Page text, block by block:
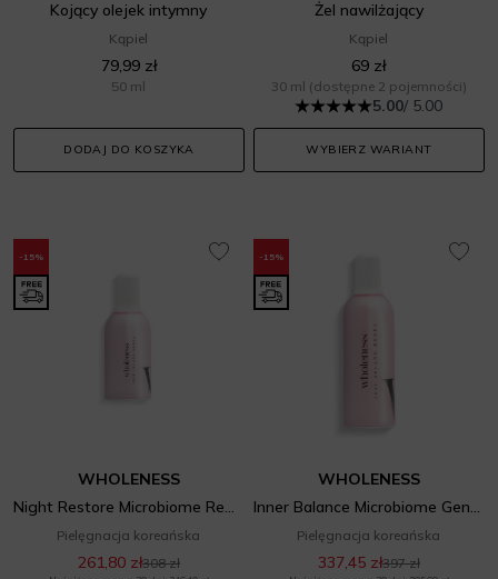
Kojący olejek intymny
Kąpiel
79,99 zł
50 ml
DODAJ DO KOSZYKA
Żel nawilżający
Kąpiel
69 zł
30 ml (dostępne 2 pojemności)
5.00/ 5.00
WYBIERZ WARIANT
-15%
WHOLENESS
Night Restore Microbiome Repair Sleeping Mask
Pielęgnacja koreańska
261,80 zł308 zł
-15%
WHOLENESS
Inner Balance Microbiome Gentle Cleanser
Pielęgnacja koreańska
337,45 zł397 zł